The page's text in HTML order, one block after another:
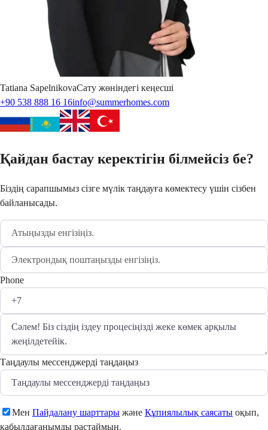
Tatiana SapelnikovaСату жөніндегі кеңесші
+90 538 888 16 16info@summerhomes.com
Қайдан бастау керектігін білмейсіз бе?
Біздің сарапшымыз сізге мүлік таңдауға көмектесу үшін сізбен
байланысады.
Phone
Таңдаулы мессенджерді таңдаңыз
Мен Пайдалану шарттары және Құпиялылық саясаты оқып,
қабылдағанымды растаймын.